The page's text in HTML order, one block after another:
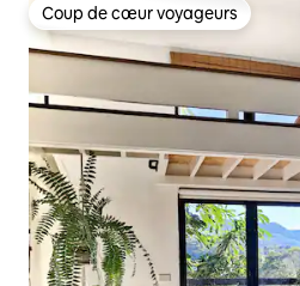
Coup de cœur voyageurs
Coup de cœur voyageurs